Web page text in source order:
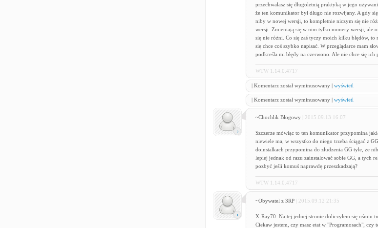
przechwalasz się długoletnią praktyką w jego
że ten komunikator był długo nie rozwijany. A gdy
niby w nowej wersji, to kompletnie niczym się nie
wersji. Zmieniają się w nim tylko numery wersji, ale
się nie różni. Co się zaś tyczy moich kilku błędów, to
się chce coś szybko napisać. W przeglądarce mam
podkreśla mi błędy na czerwono. Ale nie chce się ich
WTW 1.14.0.4717
| Komentarz został wyminusowany | wyświetl
| Komentarz został wyminusowany | wyświetl
~Chochlik Blogowy | 2015.09.13 16:07
Szczerze mówiąc to ten komunikator przypomina
niewiele ma, w wszystko do niego trzeba ściągać z
doinstalkach przypomina do złudzenia GG tyle, że
lepiej jednak od razu zainstalować sobie GG, a tych
pozbyć jeśli komuś naprawdę przeszkadzają?
WTW 1.14.0.4717
~Obywatel z 3RP | 2015.09.12 21:35
X-Ray70. Na tej jednej stronie doliczyłem się ośmiu
Ciekaw jestem, czy masz etat w "Programosach", czy